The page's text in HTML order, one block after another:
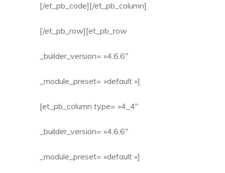
[/et_pb_code][/et_pb_column]
[/et_pb_row][et_pb_row
_builder_version= »4.6.6″
_module_preset= »default »]
[et_pb_column type= »4_4″
_builder_version= »4.6.6″
_module_preset= »default »]